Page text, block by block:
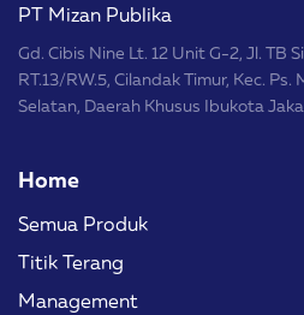
PT Mizan Publika
Gd. Cibis Nine Lt. 12 Unit G-2, Jl. TB
RT.13/RW.5, Cilandak Timur, Kec.
Selatan, Daerah Khusus Ibukota
Home
Semua Produk
Titik Terang
Management